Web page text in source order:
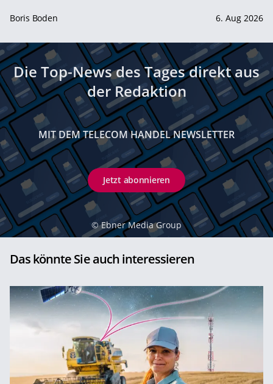
Boris Boden 6. Aug 2026
Die Top-News des Tages direkt aus
der Redaktion
MIT DEM TELECOM HANDEL NEWSLETTER
Jetzt abonnieren
© Ebner Media Group
Das könnte Sie auch interessieren